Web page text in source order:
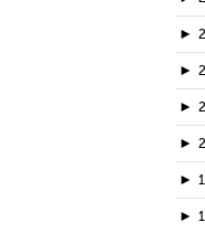
►
►
►
►
►
►